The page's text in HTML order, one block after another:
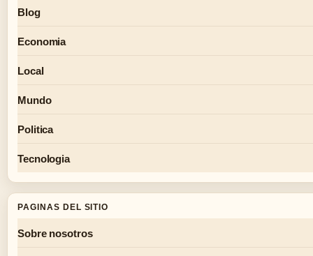
Blog
Economia
Local
Mundo
Politica
Tecnologia
PAGINAS DEL SITIO
Sobre nosotros